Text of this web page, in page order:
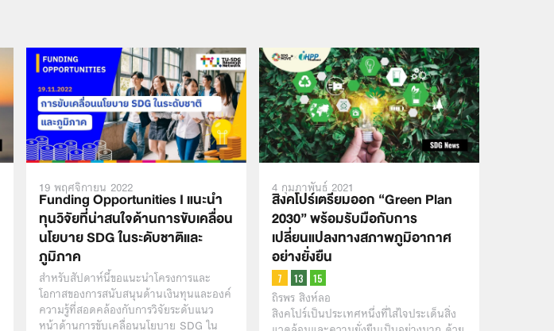
19 พฤศจิกายน 2022
Funding Opportunities I แนะนำ
ทุนวิจัยที่น่าสนใจด้านการขับเคลื่อน
นโยบาย SDG ในระดับชาติและ
ภูมิภาค
สำหรับสัปดาห์นี้ขอแนะนำโครงการและ
โอกาสของการสนับสนุนด้านเงินทุนและองค์
ความรู้ที่สอดคล้องกับการวิจัยระดับแนว
หน้าด้านการขับเคลื่อนนโยบาย SDG ใน
4 กุมภาพันธ์ 2021
สิงคโปร์เตรียมออก “Green Plan
2030” พร้อมรับมือกับการ
เปลี่ยนแปลงทางสภาพภูมิอากาศ
อย่างยั่งยืน
ถิรพร สิงห์ลอ
สิงคโปร์เป็นประเทศหนึ่งที่ใส่ใจประเด็นสิ่ง